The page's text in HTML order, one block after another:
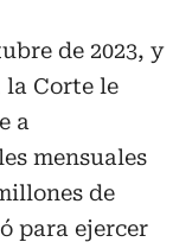
de 2023, y
la Corte le
a
mensuales
de
para ejercer